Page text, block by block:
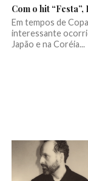
Com o hit
Em tempos de
interessante
Japão e na Coréia...